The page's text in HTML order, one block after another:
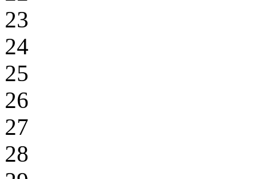
23
24
25
26
27
28